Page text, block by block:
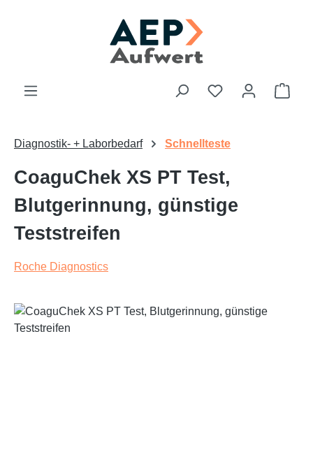
Du hast 0
Diagnostik- + Laborbedarf Schnellteste
CoaguChek XS PT Test,
Blutgerinnung, günstige
Teststreifen
Roche Diagnostics
Bildergalerie überspringen